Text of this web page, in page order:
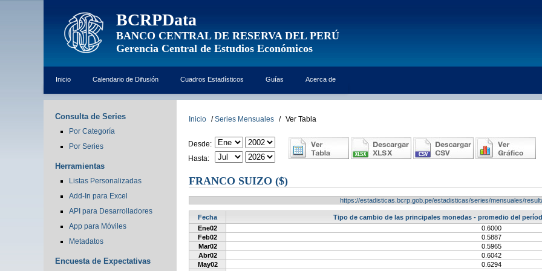
BCRPData
BANCO CENTRAL DE RESERVA DEL PERÚ
Gerencia Central de Estudios Económicos
Inicio Calendario de Difusión Cuadros Estadísticos Guías Acerca de
Consulta de Series
Por Categoría
Por Series
Herramientas
Listas Personalizadas
Add-In para Excel
API para Desarrolladores
App para Móviles
Metadatos
Encuesta de Expectativas
Inicio / Series Mensuales / Ver Tabla
Desde:
Hasta:
FRANCO SUIZO ($)
https://estadisticas.bcrp.gob.pe/estadisticas/series/mensuales/
Fecha
Tipo de cambio de las principales monedas - promedio del
Ene02
0.6000
Feb02
0.5887
Mar02
0.5965
Abr02
0.6042
May02
0.6294